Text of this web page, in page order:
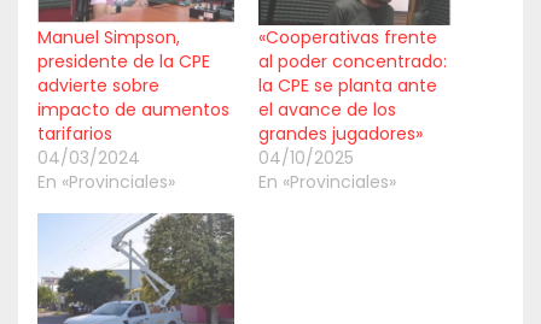
Manuel Simpson,
presidente de la CPE
advierte sobre
impacto de aumentos
tarifarios
04/03/2024
En «Provinciales»
«Cooperativas frente
al poder concentrado:
la CPE se planta ante
el avance de los
grandes jugadores»
04/10/2025
En «Provinciales»